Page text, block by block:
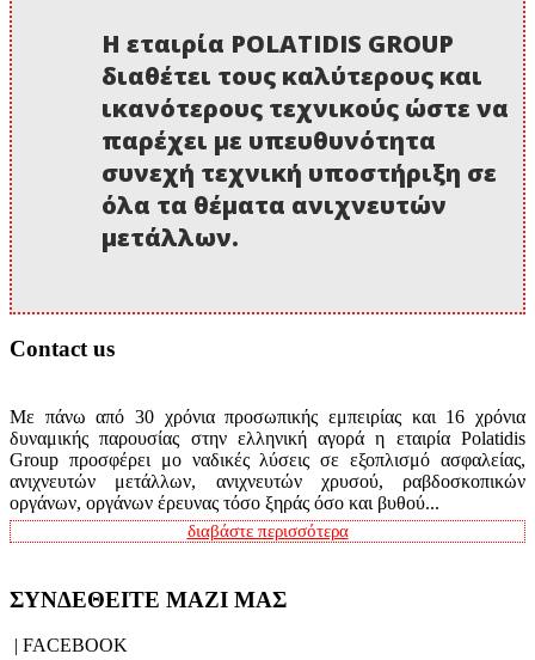
Η εταιρία POLATIDIS GROUP
διαθέτει τους καλύτερους και
ικανότερους τεχνικούς ώστε να
παρέχει με υπευθυνότητα
συνεχή τεχνική υποστήριξη σε
όλα τα θέματα ανιχνευτών
μετάλλων.
Contact us
Με πάνω από 30 χρόνια προσωπικής εμπειρίας και 16 χρόνια
δυναμικής παρουσίας στην ελληνική αγορά η εταιρία Polatidis
Group προσφέρει μο ναδικές λύσεις σε εξοπλισμό ασφαλείας,
ανιχνευτών μετάλλων, ανιχνευτών χρυσού, ραβδοσκοπικών
οργάνων, οργάνων έρευνας τόσο ξηράς όσο και βυθού...
διαβάστε περισσότερα
ΣΥΝΔΕΘΕΙΤΕ ΜΑΖΙ ΜΑΣ
| FACEBOOK